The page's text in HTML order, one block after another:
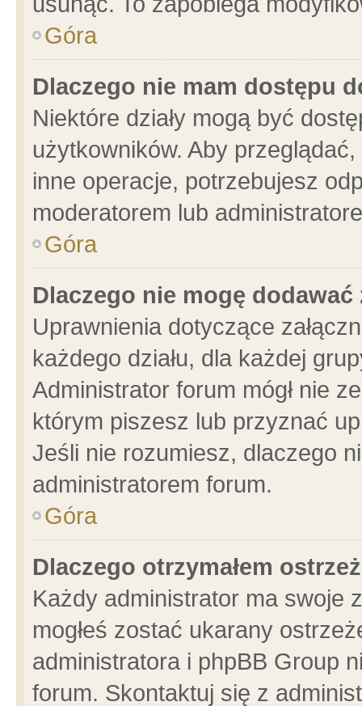
Góra
Dlaczego nie mam dostępu
Niektóre działy mogą być
użytkowników. Aby
inne operacje, potrzebujesz
moderatorem lub
Góra
Dlaczego nie mogę dodawać
Uprawnienia dotyczące
każdego działu, dla każdej
Administrator forum mógł nie
którym piszesz lub przyznać
Jeśli nie rozumiesz, dlaczego
administratorem forum.
Góra
Dlaczego otrzymałem
Każdy administrator ma swoje
mogłeś zostać ukarany
administratora i phpBB Group
forum. Skontaktuj się z